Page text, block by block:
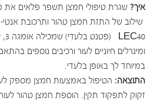
איך? שגרת טיפולי חמצן תשפר פלאים
שילוב של התזת חמצן טהור ותרכובת
ומינרלים חיוניים לעור ורכיבים נוספים
במיוחד לך באופן בלעדי.
התוצאה: הטיפול באמצעות חמצן מספק
זקוק לתפקוד תקין. הוספת חמצן טהור